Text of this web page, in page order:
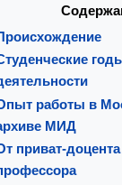
работы в
МИД
приват-